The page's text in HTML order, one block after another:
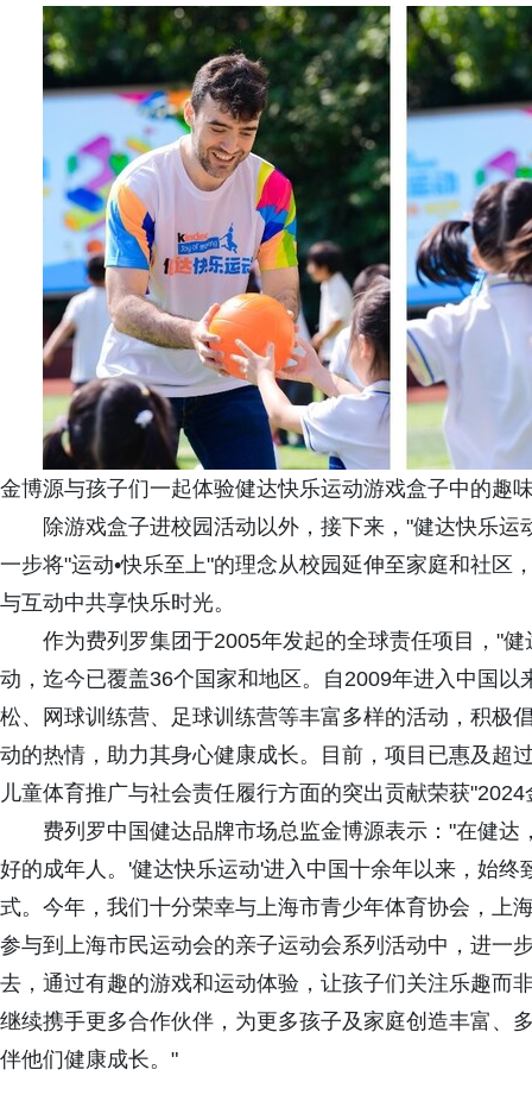
金博源与孩子们一起体验健达快乐运动游戏盒子中的趣
除游戏盒子进校园活动以外，接下来，"健达快乐
一步将"运动•快乐至上"的理念从校园延伸至家庭和社区
与互动中共享快乐时光。
作为费列罗集团于2005年发起的全球责任项目，"
动，迄今已覆盖36个国家和地区。自2009年进入中国
松、网球训练营、足球训练营等丰富多样的活动，积极
动的热情，助力其身心健康成长。目前，项目已惠及超
儿童体育推广与社会责任履行方面的突出贡献荣获
费列罗中国健达品牌市场总监金博源表示："在健
好的成年人。'健达快乐运动'进入中国十余年以来，始
式。今年，我们十分荣幸与上海市青少年体育协会，上
参与到上海市民运动会的亲子运动会系列活动中，进一
去，通过有趣的游戏和运动体验，让孩子们关注乐趣而
继续携手更多合作伙伴，为更多孩子及家庭创造丰富、
伴他们健康成长。"